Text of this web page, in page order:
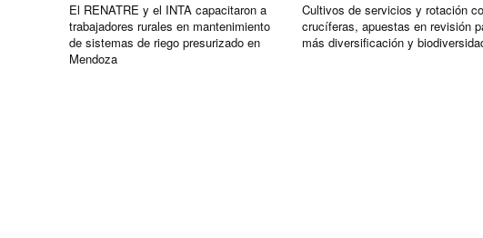
El RENATRE y el INTA capacitaron a
trabajadores rurales en mantenimiento
de sistemas de riego presurizado en
Mendoza
Cultivos de servicios y rotación
crucíferas, apuestas en revisión
más diversificación y